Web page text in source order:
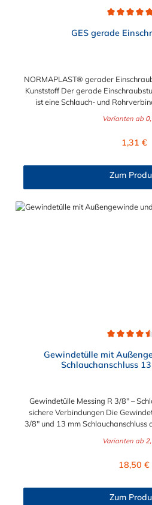
GES gerade
NORMAPLAST® gerader
Kunststoff Der gerade
ist eine Schlauch- und
kostengünstig miteinander
Automobilbau sowie in fast allen
der einen Seite, sowie einen
Gegebenenfalls kann eine
Varianten ab
1,31 €
Zum
Gewindetülle mit
Schlauchanschluss
Gewindetülle Messing R 3/8" –
sichere Verbindungen Die
3/8" und 13 mm Schlauchanschluss
Schlauchverbindungen. Dank
Gewindeanschluss – perfekt für
Varianten ab
18,50 €
Zum